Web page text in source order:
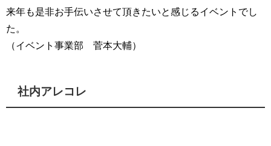
来年も是非お手伝いさせて頂きたいと感じるイベントでし
た。
（イベント事業部 菅本大輔）
社内アレコレ